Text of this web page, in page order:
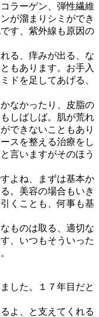
ラーゲン、弾性繊維
が溜まりシミができ
す、紫外線も原因の
る、痒みが出る、な
もあります。お手入
ドを足してあげる、
なかったり、皮脂の
しばしば。肌が荒れ
できないこともあり
スを整える治療をし
言いますがそのほう
よね、まずは基本か
。美容の場合もいき
くことも、何事も基
ものは取る、適切な
、いつもそういった
した。１７年目だと
よ、と支えてくれる